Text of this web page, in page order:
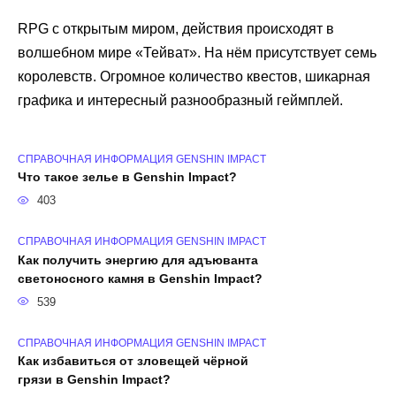
RPG с открытым миром, действия происходят в
волшебном мире «Тейват». На нём присутствует семь
королевств. Огромное количество квестов, шикарная
графика и интересный разнообразный геймплей.
СПРАВОЧНАЯ ИНФОРМАЦИЯ GENSHIN IMPACT
Что такое зелье в Genshin Impact?
403
СПРАВОЧНАЯ ИНФОРМАЦИЯ GENSHIN IMPACT
Как получить энергию для адъюванта
светоносного камня в Genshin Impact?
539
СПРАВОЧНАЯ ИНФОРМАЦИЯ GENSHIN IMPACT
Как избавиться от зловещей чёрной
грязи в Genshin Impact?